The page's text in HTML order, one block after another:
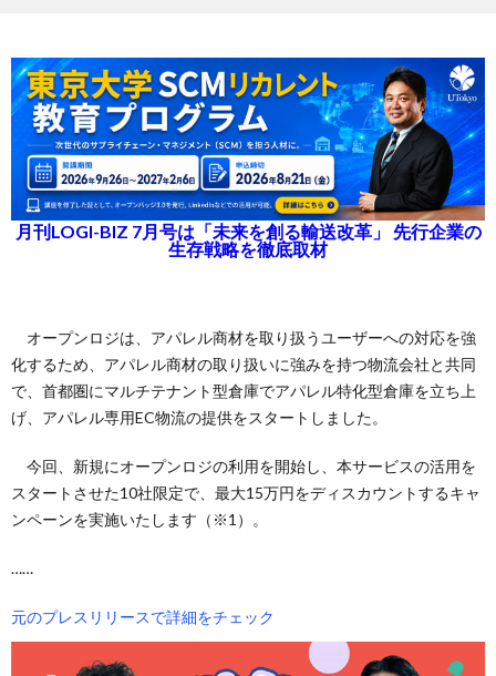
月刊LOGI-BIZ 7月号は「未来を創る輸送改革」 先行企業の
生存戦略を徹底取材
オープンロジは、アパレル商材を取り扱うユーザーへの対応を強
化するため、アパレル商材の取り扱いに強みを持つ物流会社と共同
で、首都圏にマルチテナント型倉庫でアパレル特化型倉庫を立ち上
げ、アパレル専用EC物流の提供をスタートしました。
今回、新規にオープンロジの利用を開始し、本サービスの活用を
スタートさせた10社限定で、最大15万円をディスカウントするキャ
ンペーンを実施いたします（※1）。
……
元のプレスリリースで詳細をチェック